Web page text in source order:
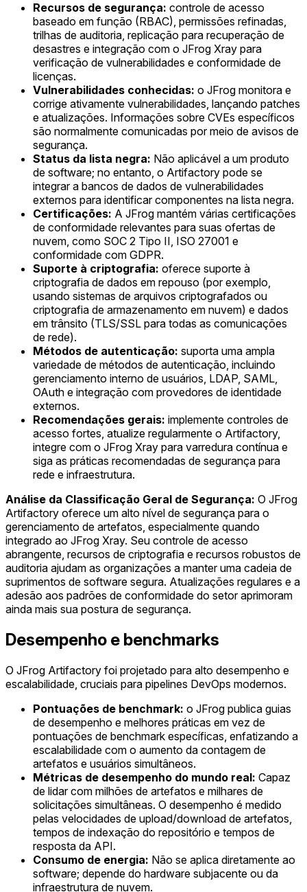
Recursos de segurança: controle de acesso
baseado em função (RBAC), permissões refinadas,
trilhas de auditoria, replicação para recuperação de
desastres e integração com o JFrog Xray para
verificação de vulnerabilidades e conformidade de
licenças.
Vulnerabilidades conhecidas: o JFrog monitora e
corrige ativamente vulnerabilidades, lançando patches
e atualizações. Informações sobre CVEs específicos
são normalmente comunicadas por meio de avisos de
segurança.
Status da lista negra: Não aplicável a um produto
de software; no entanto, o Artifactory pode se
integrar a bancos de dados de vulnerabilidades
externos para identificar componentes na lista negra.
Certificações: A JFrog mantém várias certificações
de conformidade relevantes para suas ofertas de
nuvem, como SOC 2 Tipo II, ISO 27001 e
conformidade com GDPR.
Suporte à criptografia: oferece suporte à
criptografia de dados em repouso (por exemplo,
usando sistemas de arquivos criptografados ou
criptografia de armazenamento em nuvem) e dados
em trânsito (TLS/SSL para todas as comunicações
de rede).
Métodos de autenticação: suporta uma ampla
variedade de métodos de autenticação, incluindo
gerenciamento interno de usuários, LDAP, SAML,
OAuth e integração com provedores de identidade
externos.
Recomendações gerais: implemente controles de
acesso fortes, atualize regularmente o Artifactory,
integre com o JFrog Xray para varredura contínua e
siga as práticas recomendadas de segurança para
rede e infraestrutura.
Análise da Classificação Geral de Segurança: O JFrog
Artifactory oferece um alto nível de segurança para o
gerenciamento de artefatos, especialmente quando
integrado ao JFrog Xray. Seu controle de acesso
abrangente, recursos de criptografia e recursos robustos de
auditoria ajudam as organizações a manter uma cadeia de
suprimentos de software segura. Atualizações regulares e a
adesão aos padrões de conformidade do setor aprimoram
ainda mais sua postura de segurança.
Desempenho e benchmarks
O JFrog Artifactory foi projetado para alto desempenho e
escalabilidade, cruciais para pipelines DevOps modernos.
Pontuações de benchmark: o JFrog publica guias
de desempenho e melhores práticas em vez de
pontuações de benchmark específicas, enfatizando a
escalabilidade com o aumento da contagem de
artefatos e usuários simultâneos.
Métricas de desempenho do mundo real: Capaz
de lidar com milhões de artefatos e milhares de
solicitações simultâneas. O desempenho é medido
pelas velocidades de upload/download de artefatos,
tempos de indexação do repositório e tempos de
resposta da API.
Consumo de energia: Não se aplica diretamente ao
software; depende do hardware subjacente ou da
infraestrutura de nuvem.